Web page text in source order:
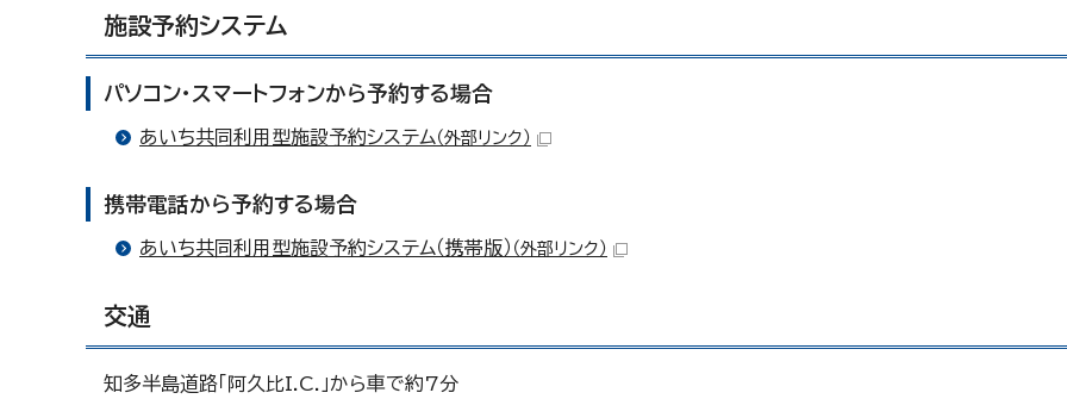
施設予約システム
パソコン・スマートフォンから予約する場合
あいち共同利用型施設予約システム （外部リンク）
携帯電話から予約する場合
あいち共同利用型施設予約システム（携帯版） （外部リンク）
交通
知多半島道路「阿久比I.C.」から車で約7分